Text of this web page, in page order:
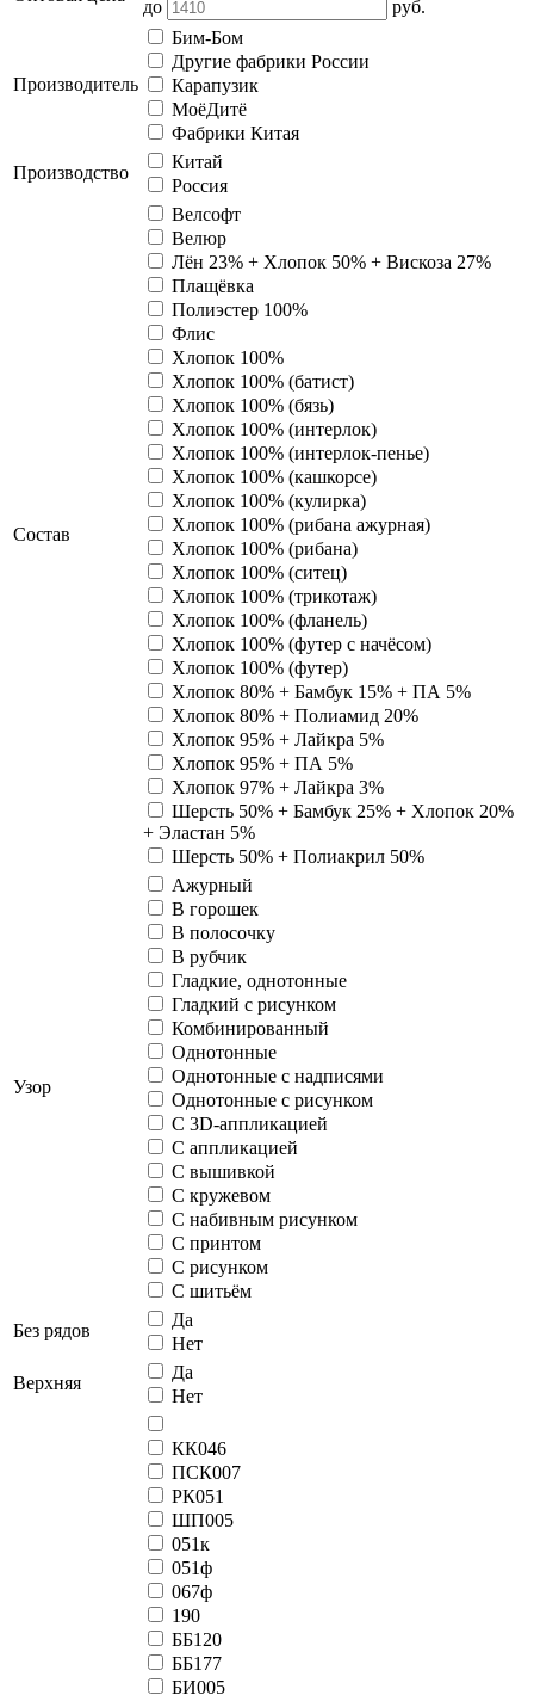
до
руб.
Производитель
Бим-Бом
Другие фабрики России
Карапузик
МоёДитё
Фабрики Китая
Производство
Китай
Россия
Состав
Велсофт
Велюр
Лён 23% + Хлопок 50% + Вискоза 27%
Плащёвка
Полиэстер 100%
Флис
Хлопок 100%
Хлопок 100% (батист)
Хлопок 100% (бязь)
Хлопок 100% (интерлок)
Хлопок 100% (интерлок-пенье)
Хлопок 100% (кашкорсе)
Хлопок 100% (кулирка)
Хлопок 100% (рибана ажурная)
Хлопок 100% (рибана)
Хлопок 100% (ситец)
Хлопок 100% (трикотаж)
Хлопок 100% (фланель)
Хлопок 100% (футер с начёсом)
Хлопок 100% (футер)
Хлопок 80% + Бамбук 15% + ПА 5%
Хлопок 80% + Полиамид 20%
Хлопок 95% + Лайкра 5%
Хлопок 95% + ПА 5%
Хлопок 97% + Лайкра 3%
Шерсть 50% + Бамбук 25% + Хлопок 20%
+ Эластан 5%
Шерсть 50% + Полиакрил 50%
Узор
Ажурный
В горошек
В полосочку
В рубчик
Гладкие, однотонные
Гладкий с рисунком
Комбинированный
Однотонные
Однотонные с надписями
Однотонные с рисунком
С 3D-аппликацией
С аппликацией
С вышивкой
С кружевом
С набивным рисунком
С принтом
С рисунком
С шитьём
Без рядов
Да
Нет
Верхняя
Да
Нет
КК046
ПСК007
РК051
ШП005
051к
051ф
067ф
190
ББ120
ББ177
БИ005